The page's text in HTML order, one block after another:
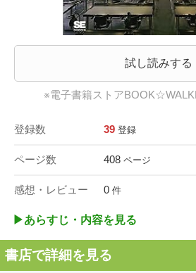
試し読みする
※電子書籍ストア
登録数 39 登録
ページ数 408 ページ
感想・レビュー 0 件
▶︎あらすじ・内容を見る
書店で詳細を見る